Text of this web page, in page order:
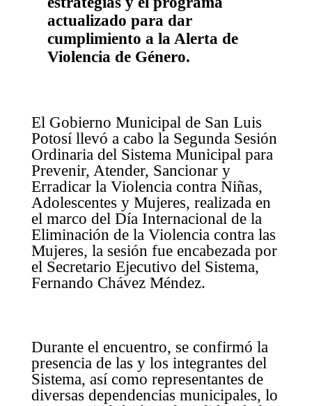
actualizado para dar
cumplimiento a la Alerta de
Violencia de Género.
El Gobierno Municipal de San Luis
Potosí llevó a cabo la Segunda Sesión
Ordinaria del Sistema Municipal para
Prevenir, Atender, Sancionar y
Erradicar la Violencia contra Niñas,
Adolescentes y Mujeres, realizada en
el marco del Día Internacional de la
Eliminación de la Violencia contra las
Mujeres, la sesión fue encabezada por
el Secretario Ejecutivo del Sistema,
Fernando Chávez Méndez.
Durante el encuentro, se confirmó la
presencia de las y los integrantes del
Sistema, así como representantes de
diversas dependencias municipales, lo